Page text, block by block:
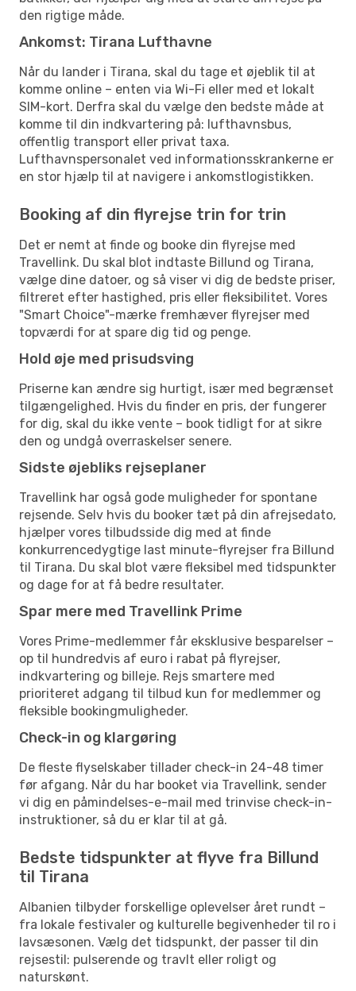
den rigtige måde.
Ankomst: Tirana Lufthavne
Når du lander i Tirana, skal du tage et øjeblik til at
komme online – enten via Wi-Fi eller med et lokalt
SIM-kort. Derfra skal du vælge den bedste måde at
komme til din indkvartering på: lufthavnsbus,
offentlig transport eller privat taxa.
Lufthavnspersonalet ved informationsskrankerne er
en stor hjælp til at navigere i ankomstlogistikken.
Booking af din flyrejse trin for trin
Det er nemt at finde og booke din flyrejse med
Travellink. Du skal blot indtaste Billund og Tirana,
vælge dine datoer, og så viser vi dig de bedste priser,
filtreret efter hastighed, pris eller fleksibilitet. Vores
"Smart Choice"-mærke fremhæver flyrejser med
topværdi for at spare dig tid og penge.
Hold øje med prisudsving
Priserne kan ændre sig hurtigt, især med begrænset
tilgængelighed. Hvis du finder en pris, der fungerer
for dig, skal du ikke vente – book tidligt for at sikre
den og undgå overraskelser senere.
Sidste øjebliks rejseplaner
Travellink har også gode muligheder for spontane
rejsende. Selv hvis du booker tæt på din afrejsedato,
hjælper vores tilbudsside dig med at finde
konkurrencedygtige last minute-flyrejser fra Billund
til Tirana. Du skal blot være fleksibel med tidspunkter
og dage for at få bedre resultater.
Spar mere med Travellink Prime
Vores Prime-medlemmer får eksklusive besparelser –
op til hundredvis af euro i rabat på flyrejser,
indkvartering og billeje. Rejs smartere med
prioriteret adgang til tilbud kun for medlemmer og
fleksible bookingmuligheder.
Check-in og klargøring
De fleste flyselskaber tillader check-in 24-48 timer
før afgang. Når du har booket via Travellink, sender
vi dig en påmindelses-e-mail med trinvise check-in-
instruktioner, så du er klar til at gå.
Bedste tidspunkter at flyve fra Billund
til Tirana
Albanien tilbyder forskellige oplevelser året rundt –
fra lokale festivaler og kulturelle begivenheder til ro i
lavsæsonen. Vælg det tidspunkt, der passer til din
rejsestil: pulserende og travlt eller roligt og
naturskønt.